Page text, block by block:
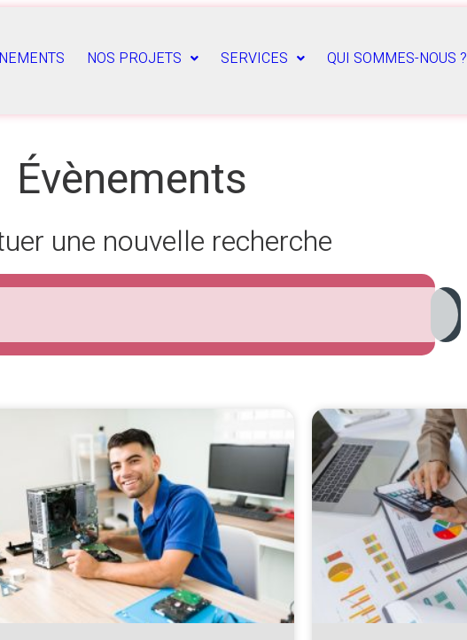
NOS PROJETS SERVICES QUI SOMMES-NOUS ?
Évènements
une nouvelle recherche